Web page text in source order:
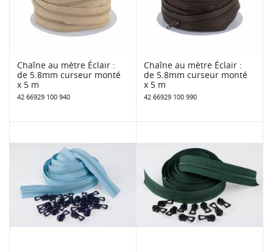
Chaîne au mètre Éclair :
de 5.8mm curseur monté
x 5 m
42 66929 100 940
Chaîne au mètre Éclair :
de 5.8mm curseur monté
x 5 m
42 66929 100 990